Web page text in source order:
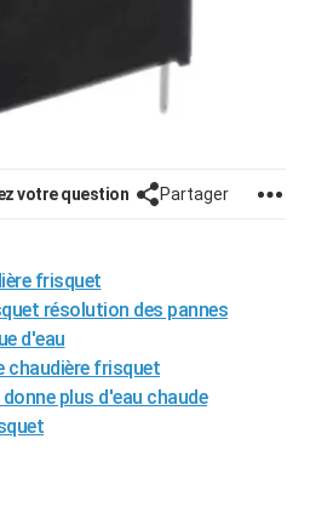
votre question Partager
frisquet
résolution des pannes
d'eau
chaudière frisquet
plus d'eau chaude